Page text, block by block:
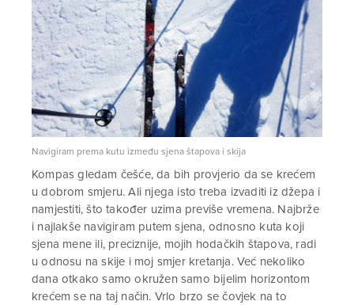
Navigiram prema kutu između sjena štapova i skija
Kompas gledam češće, da bih provjerio da se krećem
u dobrom smjeru. Ali njega isto treba izvaditi iz džepa i
namjestiti, što također uzima previše vremena. Najbrže
i najlakše navigiram putem sjena, odnosno kuta koji
sjena mene ili, preciznije, mojih hodačkih štapova, radi
u odnosu na skije i moj smjer kretanja. Već nekoliko
dana otkako samo okružen samo bijelim horizontom
krećem se na taj način. Vrlo brzo se čovjek na to